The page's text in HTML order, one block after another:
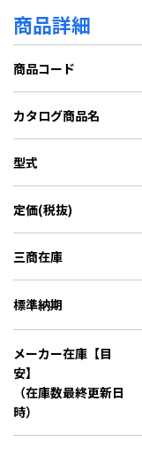
商品詳細
商品コード
カタログ商品名
型式
定価(税抜)
三商在庫
標準納期
メーカー在庫【目
安】
（在庫数最終更新日
時）